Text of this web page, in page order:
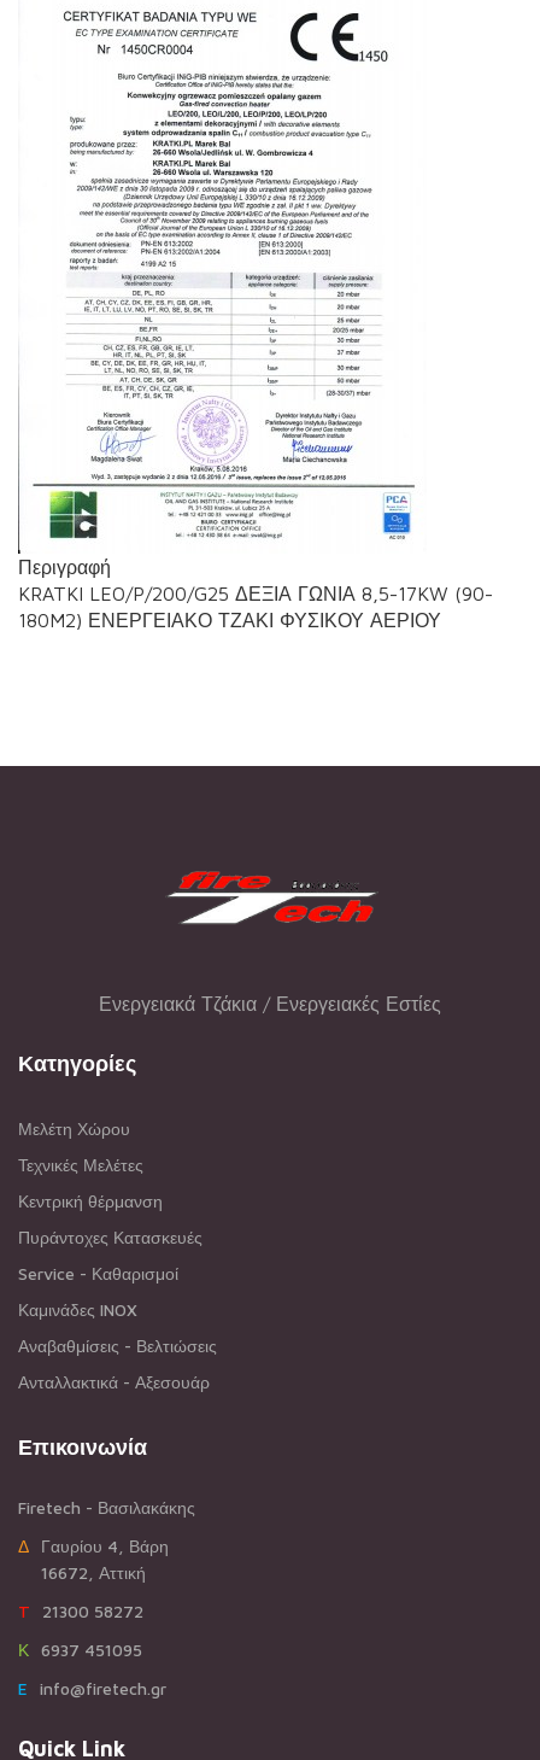
Περιγραφή
KRATKI LEO/P/200/G25 ΔΕΞΙΑ ΓΩΝΙΑ 8,5-17KW (90-
180M2) ΕΝΕΡΓΕΙΑΚΟ ΤΖΑΚΙ ΦΥΣΙΚΟΥ ΑΕΡΙΟΥ
Ενεργειακά Τζάκια / Ενεργειακές Εστίες
Κατηγορίες
Μελέτη Χώρου
Τεχνικές Μελέτες
Κεντρική θέρμανση
Πυράντοχες Κατασκευές
Service - Καθαρισμοί
Καμινάδες INOX
Αναβαθμίσεις - Βελτιώσεις
Ανταλλακτικά - Αξεσουάρ
Επικοινωνία
Firetech - Βασιλακάκης
ΔΓαυρίου 4, Βάρη
16672, Αττική
T21300 58272
Κ6937 451095
Einfo@firetech.gr
Quick Link